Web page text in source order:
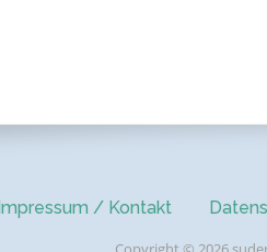
Impressum / Kontakt